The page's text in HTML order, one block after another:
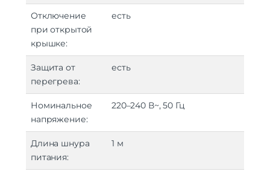
Отключение
при открытой
крышке:
есть
Защита от
перегрева:
есть
Номинальное
напряжение:
220–240 В~, 50 Гц
Длина шнура
питания:
1 м